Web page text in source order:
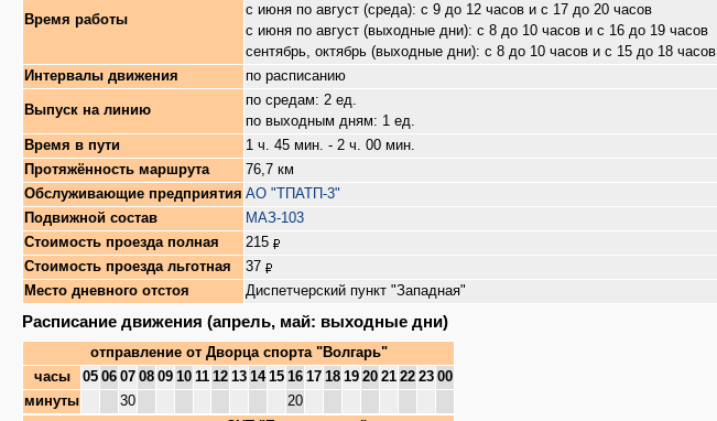
Время работы
с июня по август (среда): с 9 до 12 часов и с 17 до 20 часов
с июня по август (выходные дни): с 8 до 10 часов и с 16 до 19 часов
сентябрь, октябрь (выходные дни): с 8 до 10 часов и с 15 до 18 часов
Интервалы движения
по расписанию
Выпуск на линию
по средам: 2 ед.
по выходным дням: 1 ед.
Время в пути
1 ч. 45 мин. - 2 ч. 00 мин.
Протяжённость маршрута
76,7 км
Обслуживающие предприятия АО "ТПАТП-3"
Подвижной состав
МАЗ-103
Стоимость проезда полная
215
Стоимость проезда льготная
37
Место дневного отстоя
Диспетчерский пункт "Западная"
Расписание движения (апрель, май: выходные дни)
отправление от Дворца спорта "Волгарь"
часы
05 06 07 08 09 10 11 12 13 14 15 16 17 18 19 20 21 22 23 00
минуты
30
20